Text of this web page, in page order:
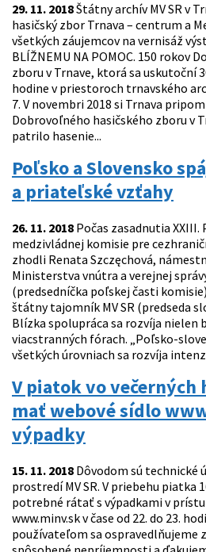
29. 11. 2018Štátny archív MV SR v
hasičský zbor Trnava – centrum a
všetkých záujemcov na vernisáž
BLÍŽNEMU NA POMOC. 150 rokov
zboru v Trnave, ktorá sa uskutoční
hodine v priestoroch trnavského
7. V novembri 2018 si Trnava
Dobrovoľného hasičského zboru v
patrilo hasenie...
Poľsko a Slovensko
a priateľské vzťahy
26. 11. 2018 Počas zasadnutia
medzivládnej komisie pre
zhodli Renata Szczęchová,
Ministerstva vnútra a verejnej
(predsedníčka poľskej časti
štátny tajomník MV SR (predseda
Blízka spolupráca sa rozvíja nielen
viacstranných fórach. „Poľsko-
všetkých úrovniach sa rozvíja
V piatok vo večerných
mať webové sídlo
výpadky
15. 11. 2018 Dôvodom sú technické
prostredí MV SR. V priebehu piatka
potrebné rátať s výpadkami v
www.minv.sk v čase od 22. do 23.
používateľom sa ospravedlňujeme